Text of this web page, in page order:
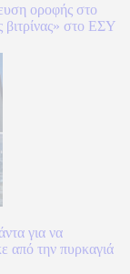
οροφής στο
στο ΕΣΥ
για να
από την πυρκαγιά